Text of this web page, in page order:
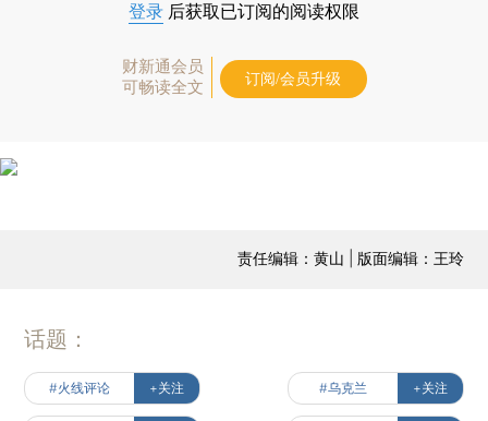
登录 后获取已订阅的阅读权限
财新通会员
可畅读全文
订阅/会员升级
责任编辑：黄山 | 版面编辑：王玲
话题：
#火线评论 +关注 #乌克兰 +关注